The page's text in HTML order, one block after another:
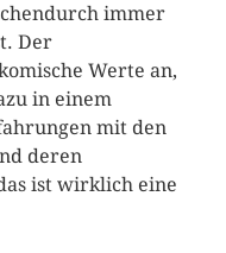
immer
Der
Werte an,
in einem
mit den
deren
ist wirklich eine